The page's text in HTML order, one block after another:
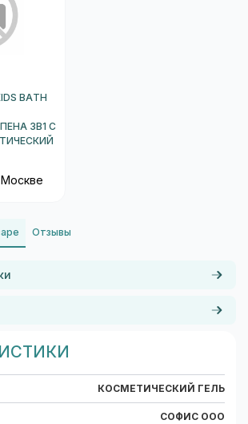
BATH
3В1 С
Москве
Отзывы
КОСМЕТИЧЕСКИЙ ГЕЛЬ
СОФИС ООО